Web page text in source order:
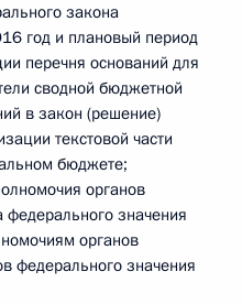
закона
год и плановый период
перечня оснований для
сводной бюджетной
в закон (решение)
текстовой части
бюджете;
органов
федерального значения
органов
федерального значения